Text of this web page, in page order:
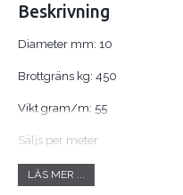
Beskrivning
Diameter mm: 10
Brottgräns kg: 450
Vikt gram/m: 55
Säljs per meter
Beskrivning
LÄS MER ...